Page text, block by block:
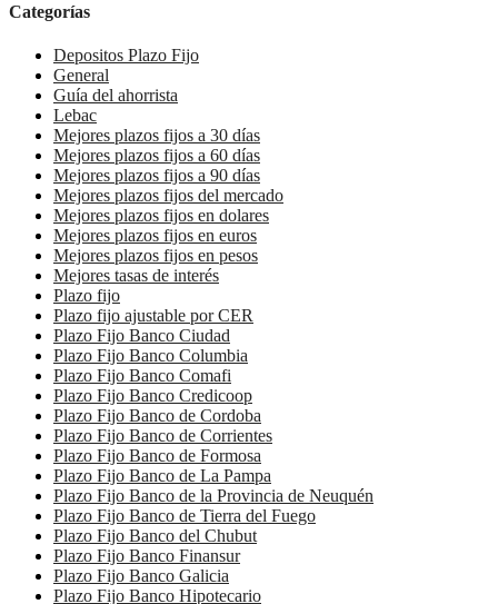
Categorías
Depositos Plazo Fijo
General
Guía del ahorrista
Lebac
Mejores plazos fijos a 30 días
Mejores plazos fijos a 60 días
Mejores plazos fijos a 90 días
Mejores plazos fijos del mercado
Mejores plazos fijos en dolares
Mejores plazos fijos en euros
Mejores plazos fijos en pesos
Mejores tasas de interés
Plazo fijo
Plazo fijo ajustable por CER
Plazo Fijo Banco Ciudad
Plazo Fijo Banco Columbia
Plazo Fijo Banco Comafi
Plazo Fijo Banco Credicoop
Plazo Fijo Banco de Cordoba
Plazo Fijo Banco de Corrientes
Plazo Fijo Banco de Formosa
Plazo Fijo Banco de La Pampa
Plazo Fijo Banco de la Provincia de Neuquén
Plazo Fijo Banco de Tierra del Fuego
Plazo Fijo Banco del Chubut
Plazo Fijo Banco Finansur
Plazo Fijo Banco Galicia
Plazo Fijo Banco Hipotecario